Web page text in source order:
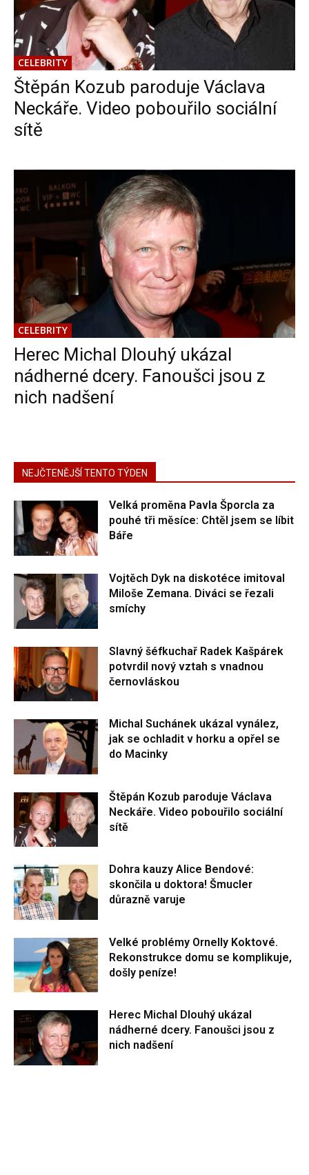
CELEBRITY
Štěpán Kozub paroduje Václava
Neckáře. Video pobouřilo sociální
sítě
CELEBRITY
Herec Michal Dlouhý ukázal
nádherné dcery. Fanoušci jsou z
nich nadšení
NEJČTENĚJŠÍ TENTO TÝDEN
Velká proměna Pavla Šporcla za
pouhé tři měsíce: Chtěl jsem se líbit
Báře
Vojtěch Dyk na diskotéce imitoval
Miloše Zemana. Diváci se řezali
smíchy
Slavný šéfkuchař Radek Kašpárek
potvrdil nový vztah s vnadnou
černovláskou
Michal Suchánek ukázal vynález,
jak se ochladit v horku a opřel se
do Macinky
Štěpán Kozub paroduje Václava
Neckáře. Video pobouřilo sociální
sítě
Dohra kauzy Alice Bendové:
skončila u doktora! Šmucler
důrazně varuje
Velké problémy Ornelly Koktové.
Rekonstrukce domu se komplikuje,
došly peníze!
Herec Michal Dlouhý ukázal
nádherné dcery. Fanoušci jsou z
nich nadšení